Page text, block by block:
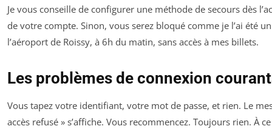
Je vous conseille de configurer une méthode de secours dès
de votre compte. Sinon, vous serez bloqué comme je l’ai été
l’aéroport de Roissy, à 6h du matin, sans accès à mes billets.
Les problèmes de connexion
Vous tapez votre identifiant, votre mot de passe, et rien. Le
accès refusé » s’affiche. Vous recommencez. Toujours rien. À